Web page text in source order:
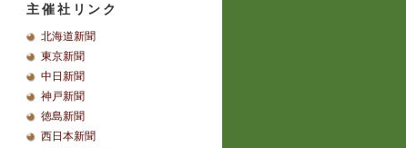
主催社リンク
北海道新聞
東京新聞
中日新聞
神戸新聞
徳島新聞
西日本新聞